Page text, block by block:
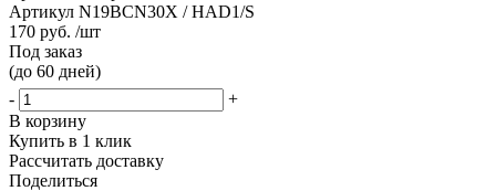
Артикул N19BCN30X / HAD1/S
170 руб. /шт
Под заказ
(до 60 дней)
-
+
В корзину
Купить в 1 клик
Рассчитать доставку
Поделиться